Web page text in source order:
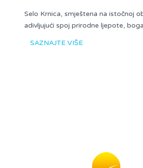
Selo Krnica, smještena na istočnoj
adivljujući spoj prirodne ljepote,
SAZNAJTE VIŠE